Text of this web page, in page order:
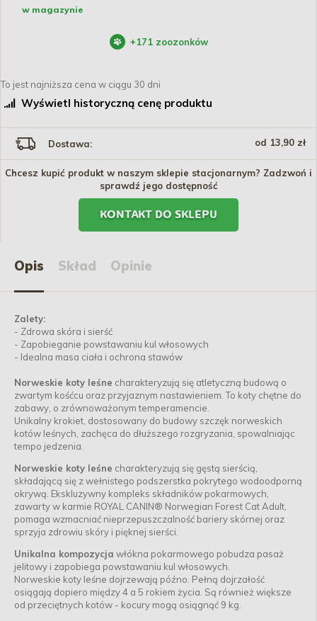
w magazynie
+171 zoozonków
To jest najniższa cena w ciągu 30 dni
Wyświetl historyczną cenę produktu
Dostawa: od 13,90 zł
Chcesz kupić produkt w naszym sklepie stacjonarnym? Zadzwoń i
sprawdź jego dostępność
KONTAKT DO SKLEPU
Opis Skład Opinie
Zalety:
- Zdrowa skóra i sierść
- Zapobieganie powstawaniu kul włosowych
- Idealna masa ciała i ochrona stawów
Norweskie koty leśne charakteryzują się atletyczną budową o
zwartym kośćcu oraz przyjaznym nastawieniem. To koty chętne do
zabawy, o zrównoważonym temperamencie.
Unikalny krokiet, dostosowany do budowy szczęk norweskich
kotów leśnych, zachęca do dłuższego rozgryzania, spowalniając
tempo jedzenia.
Norweskie koty leśne charakteryzują się gęstą sierścią,
składającą się z wełnistego podszerstka pokrytego wodoodporną
okrywą. Ekskluzywny kompleks składników pokarmowych,
zawarty w karmie ROYAL CANIN® Norwegian Forest Cat Adult,
pomaga wzmacniać nieprzepuszczalność bariery skórnej oraz
sprzyja zdrowiu skóry i pięknej sierści.
Unikalna kompozycja włókna pokarmowego pobudza pasaż
jelitowy i zapobiega powstawaniu kul włosowych.
Norweskie koty leśne dojrzewają późno. Pełną dojrzałość
osiągają dopiero między 4 a 5 rokiem życia. Są również większe
od przeciętnych kotów - kocury mogą osiągnąć 9 kg.